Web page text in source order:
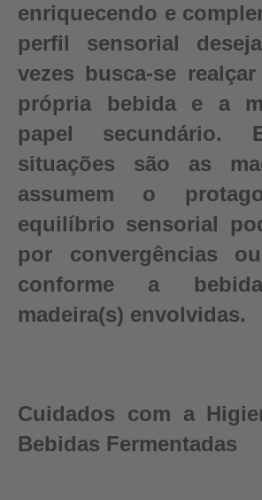
enriquecendo e
perfil sensorial
vezes busca-se
própria bebida e a
papel secundário.
situações são as
assumem o
equilíbrio sensorial
por convergências
conforme a
madeira(s) envolvidas.
Cuidados com a
Bebidas Fermentadas